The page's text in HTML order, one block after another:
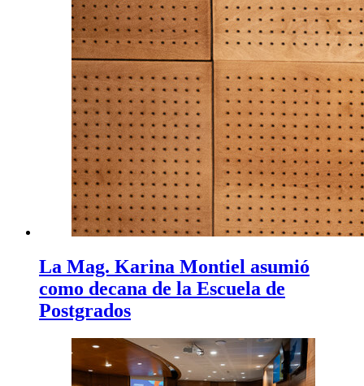
La Mag. Karina Montiel asumió
como decana de la Escuela de
Postgrados